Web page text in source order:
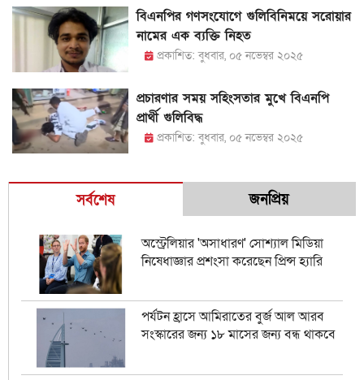
বিএনপির গণসংযোগে গুলিবিনিময়ে সরোয়ার
নামের এক ব্যক্তি নিহত
প্রকাশিত: বুধবার, ০৫ নভেম্বর ২০২৫
প্রচারণার সময় সহিংসতার মুখে বিএনপি
প্রার্থী গুলিবিদ্ধ
প্রকাশিত: বুধবার, ০৫ নভেম্বর ২০২৫
সর্বশেষ জনপ্রিয়
অস্ট্রেলিয়ার 'অসাধারণ' সোশ্যাল মিডিয়া
নিষেধাজ্ঞার প্রশংসা করেছেন প্রিন্স হ্যারি
পর্যটন হ্রাসে আমিরাতের বুর্জ আল আরব
সংস্কারের জন্য ১৮ মাসের জন্য বন্ধ থাকবে